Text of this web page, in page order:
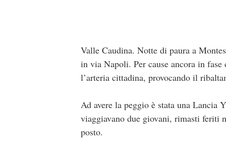
Valle Caudina. Notte di paura a
in via Napoli. Per cause ancora in
l’arteria cittadina, provocando il
Ad avere la peggio è stata una Lancia
viaggiavano due giovani, rimasti feriti
posto.